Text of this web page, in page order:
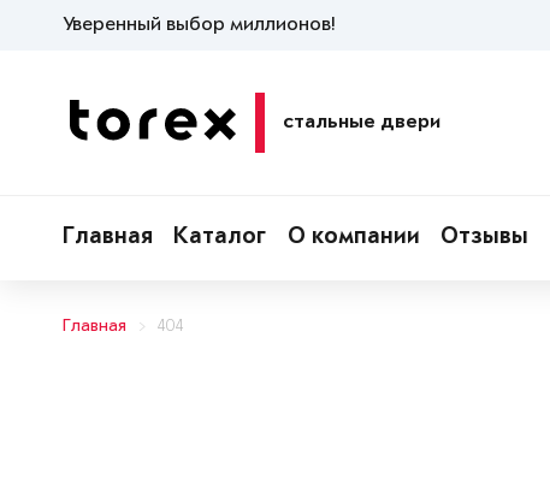
Уверенный выбор миллионов!
стальные двери
Главная Каталог О компании Отзывы
Главная 404